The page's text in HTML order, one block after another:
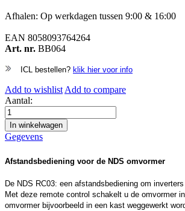
Afhalen: Op werkdagen tussen 9:00 & 16:00
EAN 8058093764264
Art. nr. BB064
ICL bestellen? klik hier voor info
Add to wishlist Add to compare
Aantal:
In winkelwagen
Gegevens
Afstandsbediening voor de NDS omvormer
De NDS RC03: een afstandsbediening om
Met deze remote control schakelt u de omvormer
omvormer bijvoorbeeld in een kast weggewerkt